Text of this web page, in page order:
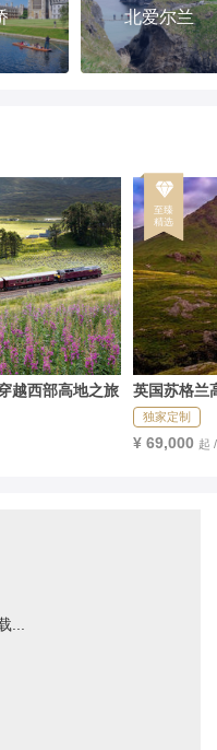
北爱尔兰
越西部高地之旅
英国苏格兰
独家定制
¥ 69,000 起
...